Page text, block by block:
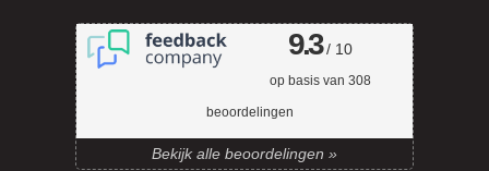
9.3/ 10
op basis van 308
beoordelingen
Bekijk alle beoordelingen »